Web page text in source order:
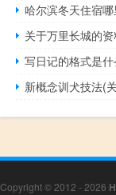
哈尔滨冬天住宿
关于万里长城的
写日记的格式是什
新概念训犬技法(
Copyright © 2012 - 2026